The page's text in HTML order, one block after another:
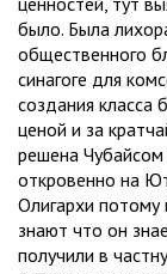
было. Была
общественного
синагоге для
создания класса
ценой и за
решена
откровенно на
Олигархи
знают что он
получили в